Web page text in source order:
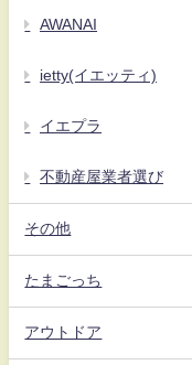
AWANAI
ietty(イエッティ)
イエプラ
不動産屋業者選び
その他
たまごっち
アウトドア